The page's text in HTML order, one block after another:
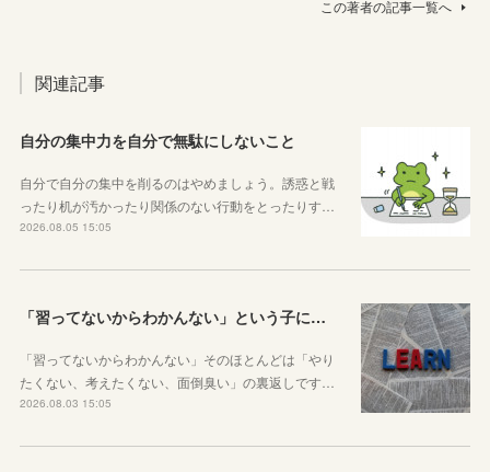
この著者の記事一覧へ
関連記事
自分の集中力を自分で無駄にしないこと
自分で自分の集中を削るのはやめましょう。誘惑と戦
ったり机が汚かったり関係のない行動をとったりす…
2026.08.05 15:05
「習ってないからわかんない」という子に伝えたい、勉強しようと思ったらその方法はいくらでもあるということ
「習ってないからわかんない」そのほとんどは「やり
たくない、考えたくない、面倒臭い」の裏返しです…
2026.08.03 15:05